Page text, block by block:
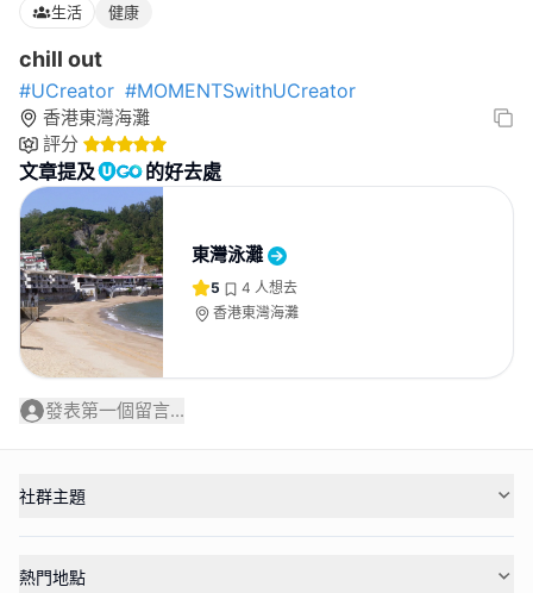
生活 健康
chill out
#UCreator #MOMENTSwithUCreator
香港東灣海灘
評分
文章提及 的好去處
東灣泳灘
5 4 人想去
香港東灣海灘
發表第一個留言...
社群主題
熱門地點